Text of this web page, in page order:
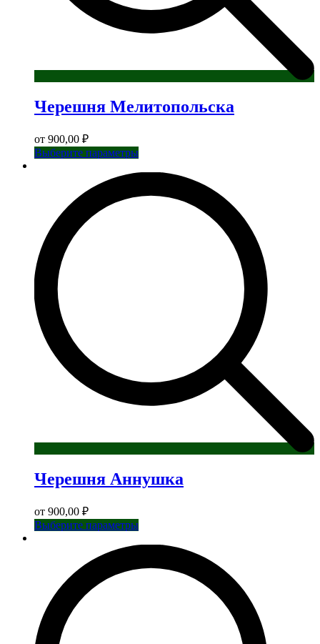
Черешня Мелитопольска
от 900,00 ₽
Выберите параметрыЭтот
вариаций.
Черешня Аннушка
от 900,00 ₽
Выберите параметрыЭтот
вариаций.